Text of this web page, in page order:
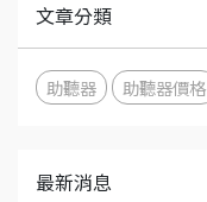
文章分類
助聽器 助聽器價格
最新消息